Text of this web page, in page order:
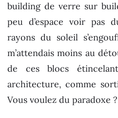
building de verre sur
peu d’espace voir pas
rayons du soleil
m’attendais moins au
de ces blocs
architecture, comme
Vous voulez du paradoxe